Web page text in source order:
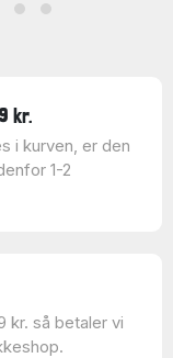
kr.
i kurven, er den
1-2
kr. så betaler vi